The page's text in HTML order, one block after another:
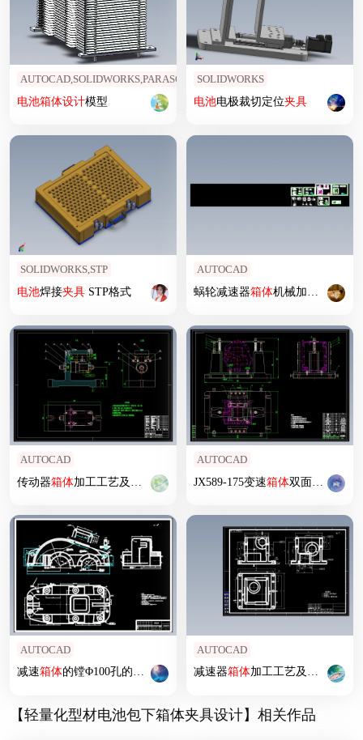
AUTOCAD,SOLIDWORKS,PARASOLID
电池箱体设计模型
SOLIDWORKS
电池电极裁切定位夹具
SOLIDWORKS,STP
电池焊接夹具STP格式
AUTOCAD
蜗轮减速器箱体机械加工工艺规程及
AUTOCAD
传动器箱体加工工艺及钻4-φ9孔 夹具设计
AUTOCAD
JX589-175变速箱体双面组合钻床及
AUTOCAD
减速箱体的镗Φ100孔的夹具设计 8张CAD图
AUTOCAD
减速器箱体加工工艺及镗φ35孔
【轻量化型材电池包下箱体夹具设计】相关作品